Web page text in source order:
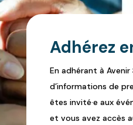
Adhérez
En adhérant à
d’informations de
êtes invité·e aux
et vous avez accès